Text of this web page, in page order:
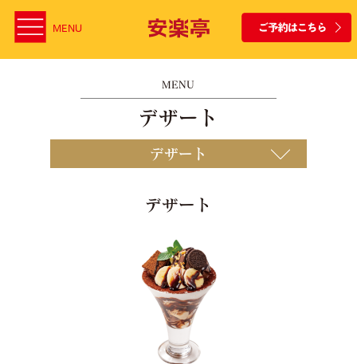
MENU
MENU
デザート
デザート
デザート